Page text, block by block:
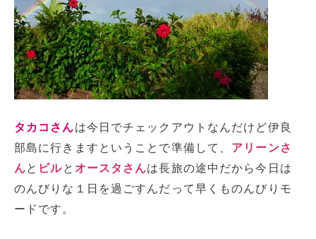
タカコさんは今日でチェックアウトなんだけど伊良
部島に行きますということで準備して、 アリーンさ
んと ビルと オースタさんは長旅の途中だから今日は
のんびりな１日を過ごすんだって早くものんびりモ
ードです。